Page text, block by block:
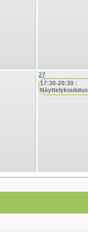
27
17:30-20:30 :
Näyttelykoulutus